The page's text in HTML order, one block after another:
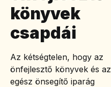
könyvek
csapdái
Az kétségtelen, hogy az
önfejlesztő könyvek és az
egész önsegítő iparág